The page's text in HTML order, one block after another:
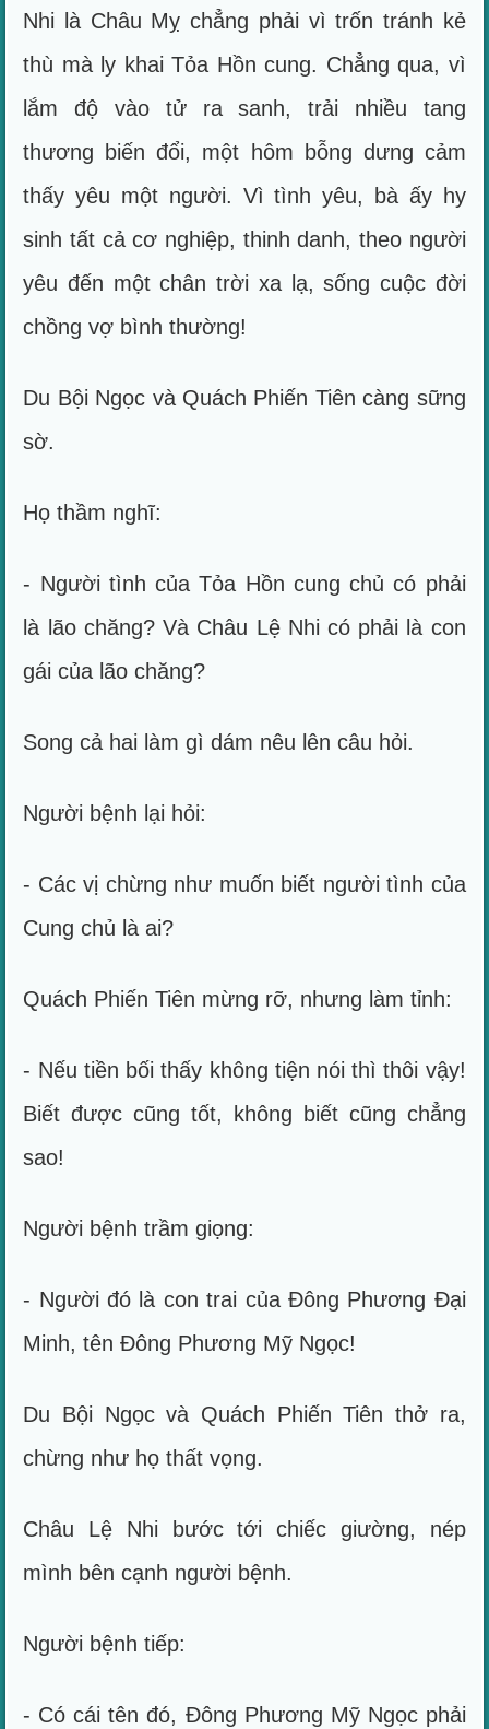
Nhi là Châu Mỵ chẳng phải vì trốn tránh kẻ
thù mà ly khai Tỏa Hồn cung. Chẳng qua, vì
lắm độ vào tử ra sanh, trải nhiều tang
thương biến đổi, một hôm bỗng dưng cảm
thấy yêu một người. Vì tình yêu, bà ấy hy
sinh tất cả cơ nghiệp, thinh danh, theo người
yêu đến một chân trời xa lạ, sống cuộc đời
chồng vợ bình thường!
Du Bội Ngọc và Quách Phiến Tiên càng sững
sờ.
Họ thầm nghĩ:
- Người tình của Tỏa Hồn cung chủ có phải
là lão chăng? Và Châu Lệ Nhi có phải là con
gái của lão chăng?
Song cả hai làm gì dám nêu lên câu hỏi.
Người bệnh lại hỏi:
- Các vị chừng như muốn biết người tình của
Cung chủ là ai?
Quách Phiến Tiên mừng rỡ, nhưng làm tỉnh:
- Nếu tiền bối thấy không tiện nói thì thôi vậy!
Biết được cũng tốt, không biết cũng chẳng
sao!
Người bệnh trầm giọng:
- Người đó là con trai của Đông Phương Đại
Minh, tên Đông Phương Mỹ Ngọc!
Du Bội Ngọc và Quách Phiến Tiên thở ra,
chừng như họ thất vọng.
Châu Lệ Nhi bước tới chiếc giường, nép
mình bên cạnh người bệnh.
Người bệnh tiếp:
- Có cái tên đó, Đông Phương Mỹ Ngọc phải